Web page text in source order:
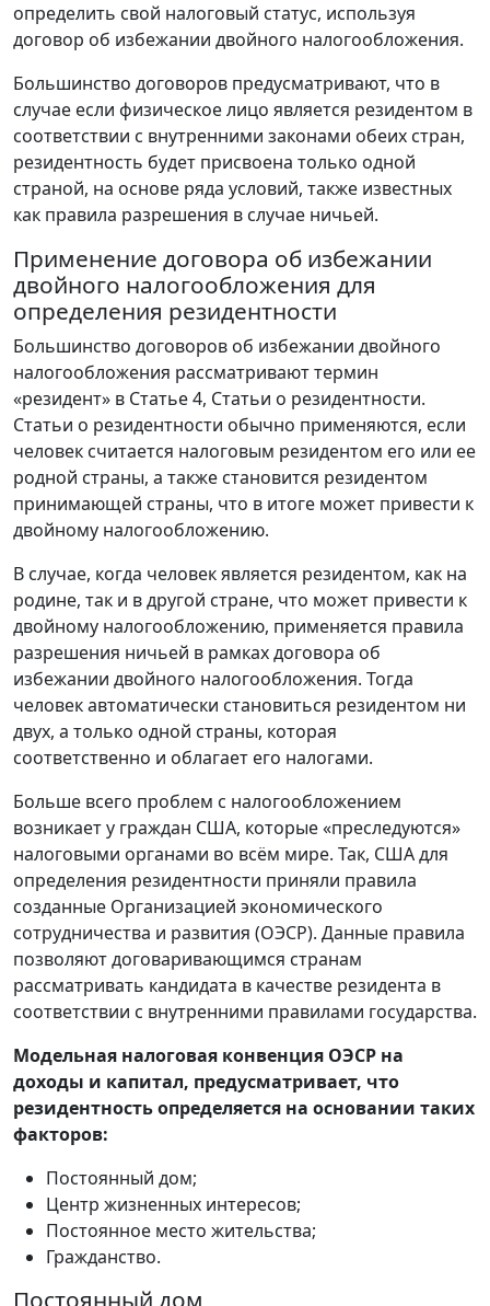
определить свой налоговый статус, используя
договор об избежании двойного налогообложения.
Большинство договоров предусматривают, что в
случае если физическое лицо является резидентом в
соответствии с внутренними законами обеих стран,
резидентность будет присвоена только одной
страной, на основе ряда условий, также известных
как правила разрешения в случае ничьей.
Применение договора об избежании
двойного налогообложения для
определения резидентности
Большинство договоров об избежании двойного
налогообложения рассматривают термин
«резидент» в Статье 4, Статьи о резидентности.
Статьи о резидентности обычно применяются, если
человек считается налоговым резидентом его или ее
родной страны, а также становится резидентом
принимающей страны, что в итоге может привести к
двойному налогообложению.
В случае, когда человек является резидентом, как на
родине, так и в другой стране, что может привести к
двойному налогообложению, применяется правила
разрешения ничьей в рамках договора об
избежании двойного налогообложения. Тогда
человек автоматически становиться резидентом ни
двух, а только одной страны, которая
соответственно и облагает его налогами.
Больше всего проблем с налогообложением
возникает у граждан США, которые «преследуются»
налоговыми органами во всём мире. Так, США для
определения резидентности приняли правила
созданные Организацией экономического
сотрудничества и развития (ОЭСР). Данные правила
позволяют договаривающимся странам
рассматривать кандидата в качестве резидента в
соответствии с внутренними правилами государства.
Модельная налоговая конвенция ОЭСР на
доходы и капитал, предусматривает, что
резидентность определяется на основании таких
факторов:
Постоянный дом;
Центр жизненных интересов;
Постоянное место жительства;
Гражданство.
Постоянный дом